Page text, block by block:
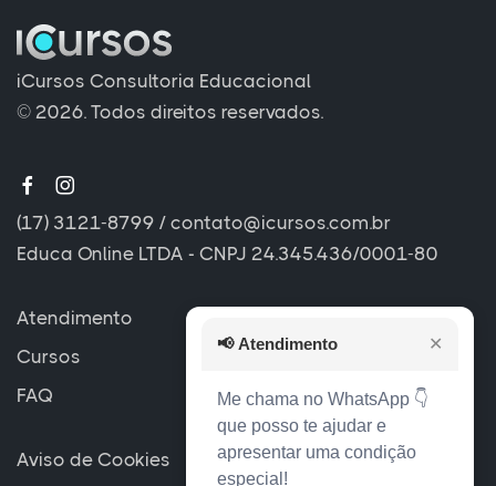
iCursos Consultoria Educacional
© 2026. Todos direitos reservados.
(17) 3121-8799 / contato@icursos.com.br
Educa Online LTDA - CNPJ 24.345.436/0001-80
Atendimento
Cursos
FAQ
Aviso de Cookies
📢 Atendimento ✕
Me chama no WhatsApp 👇
que posso te ajudar e
apresentar uma condição
especial!